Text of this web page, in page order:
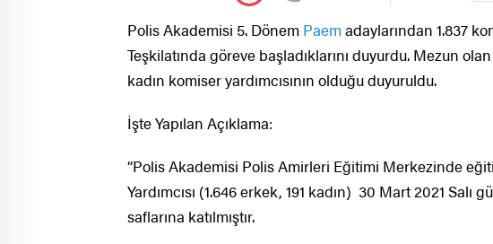
Polis Akademisi 5. Dönem Paemadaylarından 1.837
Teşkilatında göreve başladıklarını duyurdu. Mezun
kadın komiser yardımcısının olduğu duyuruldu.
İşte Yapılan Açıklama:
“Polis Akademisi Polis Amirleri Eğitimi Merkezinde
Yardımcısı (1.646 erkek, 191 kadın) 30 Mart 2021
saflarına katılmıştır.